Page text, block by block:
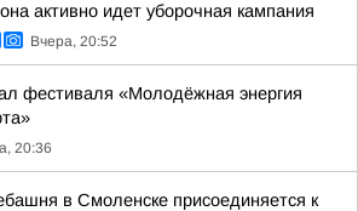
активно идет уборочная кампания
Вчера, 20:52
фестиваля «Молодёжная энергия
20:36
в Смоленске присоединяется к